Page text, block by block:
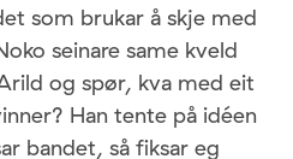
som brukar å skje med
seinare same kveld
og spør, kva med eit
Han tente på idéen
bandet, så fiksar eg